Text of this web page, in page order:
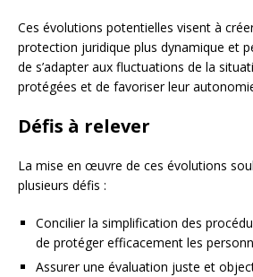
Ces évolutions potentielles visent à
protection juridique plus dynamique et
de s’adapter aux fluctuations de la
protégées et de favoriser leur
Défis à relever
La mise en œuvre de ces évolutions
plusieurs défis :
Concilier la simplification des
de protéger efficacement les
Assurer une évaluation juste et